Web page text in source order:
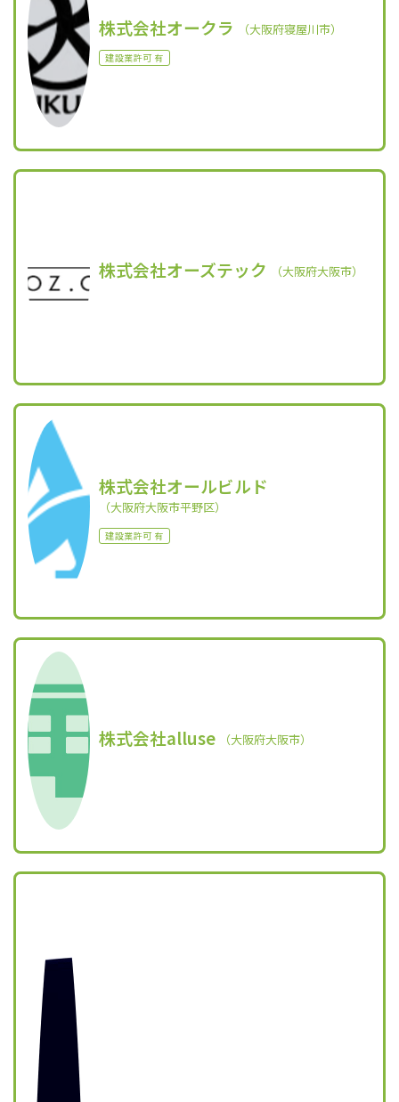
株式会社オークラ （大阪府寝屋川市）
建設業許可 有
株式会社オーズテック （大阪府大阪市）
株式会社オールビルド
（大阪府大阪市平野区）
建設業許可 有
株式会社alluse （大阪府大阪市）